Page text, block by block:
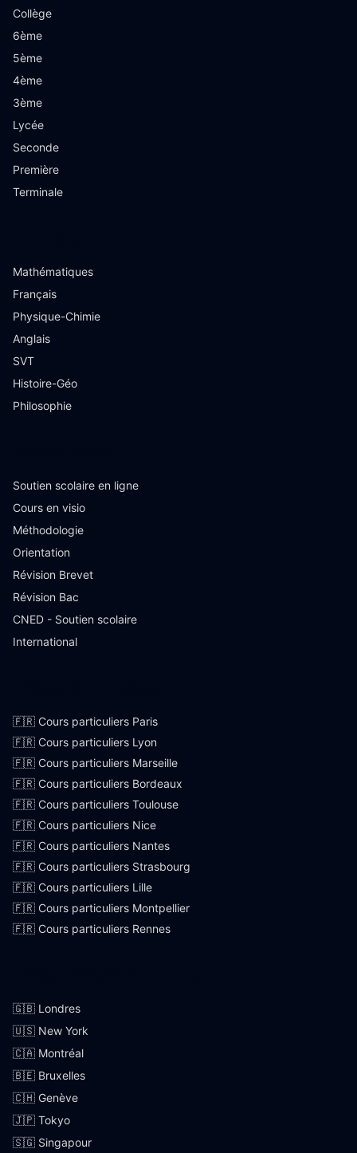
Collège
6ème
5ème
4ème
3ème
Lycée
Seconde
Première
Terminale
Mathématiques
Français
Physique-Chimie
Anglais
SVT
Histoire-Géo
Philosophie
Soutien scolaire en ligne
Cours en visio
Méthodologie
Orientation
Révision Brevet
Révision Bac
CNED - Soutien scolaire
International
🇫🇷 Cours particuliers Paris
🇫🇷 Cours particuliers Lyon
🇫🇷 Cours particuliers Marseille
🇫🇷 Cours particuliers Bordeaux
🇫🇷 Cours particuliers Toulouse
🇫🇷 Cours particuliers Nice
🇫🇷 Cours particuliers Nantes
🇫🇷 Cours particuliers Strasbourg
🇫🇷 Cours particuliers Lille
🇫🇷 Cours particuliers Montpellier
🇫🇷 Cours particuliers Rennes
🇬🇧 Londres
🇺🇸 New York
🇨🇦 Montréal
🇧🇪 Bruxelles
🇨🇭 Genève
🇯🇵 Tokyo
🇸🇬 Singapour